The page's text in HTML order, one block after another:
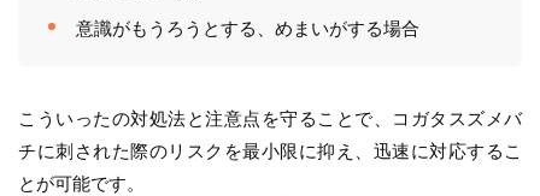
意識がもうろうとする、めまいがする場合
こういったの対処法と注意点を守ることで、コガタスズメバ
チに刺された際のリスクを最小限に抑え、迅速に対応するこ
とが可能です。